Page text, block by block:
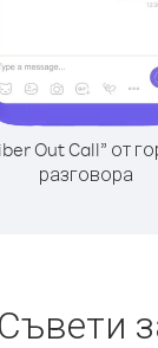
Out Call” от
разговора
Съвети